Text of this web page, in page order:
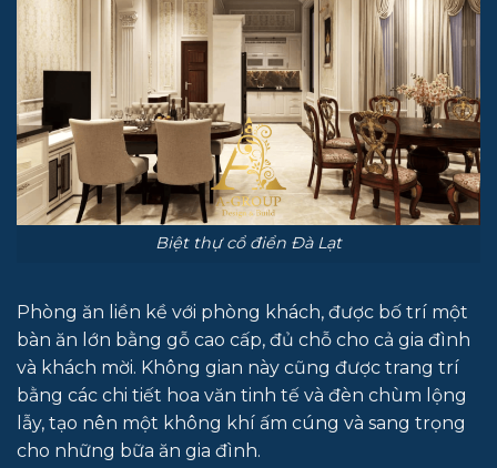
Biệt thự cổ điển Đà Lạt
Phòng ăn liền kề với phòng khách, được bố trí một
bàn ăn lớn bằng gỗ cao cấp, đủ chỗ cho cả gia đình
và khách mời. Không gian này cũng được trang trí
bằng các chi tiết hoa văn tinh tế và đèn chùm lộng
lẫy, tạo nên một không khí ấm cúng và sang trọng
cho những bữa ăn gia đình.